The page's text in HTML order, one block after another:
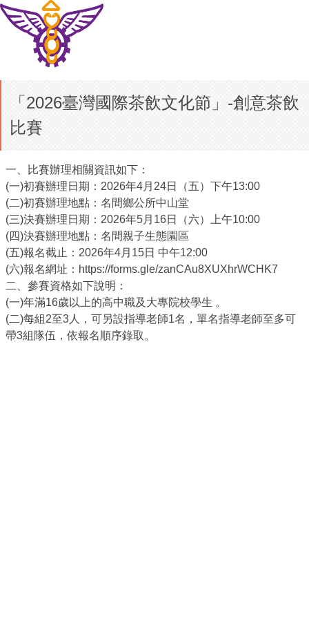
「2026臺灣國際茶飲文化節」-創意茶飲
比賽
一、比賽辦理相關資訊如下：
(一)初賽辦理日期：2026年4月24日（五）下午13:00
(二)初賽辦理地點：名間鄉公所中山堂
(三)決賽辦理日期：2026年5月16日（六）上午10:00
(四)決賽辦理地點：名間親子生態園區
(五)報名截止：2026年4月15日 中午12:00
(六)報名網址：https://forms.gle/zanCAu8XUXhrWCHK7
二、參賽資格如下說明：
(一)年滿16歲以上的高中職及大專院校學生 。
(二)每組2至3人，可另設指導老師1名，單名指導老師至多可
帶3組隊伍，依報名順序錄取。